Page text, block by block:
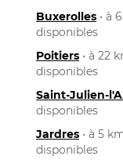
Buxerolles • à
disponibles
Poitiers • à 22
disponibles
Saint-Julien-
disponibles
Jardres • à 5
disponibles